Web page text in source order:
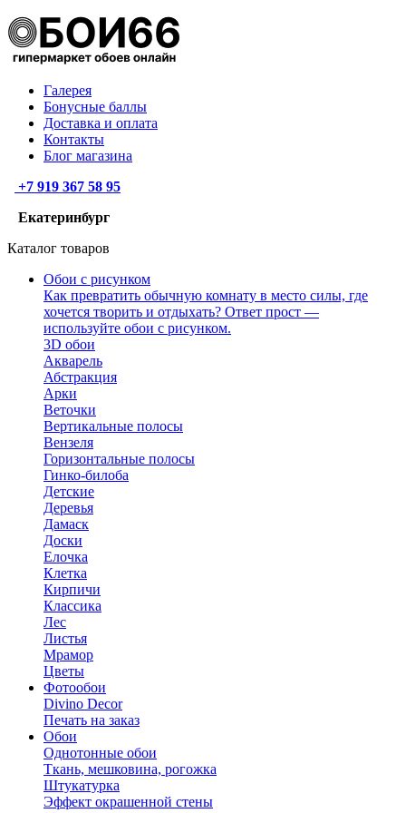
Галерея
Бонусные баллы
Доставка и оплата
Контакты
Блог магазина
+7 919 367 58 95
Екатеринбург
Каталог товаров
Обои с рисунком
Как превратить обычную комнату в место силы, где
хочется творить и отдыхать? Ответ прост —
используйте обои с рисунком.
3D обои
Акварель
Абстракция
Арки
Веточки
Вертикальные полосы
Вензеля
Горизонтальные полосы
Гинко-билоба
Детские
Деревья
Дамаск
Доски
Елочка
Клетка
Кирпичи
Классика
Лес
Листья
Мрамор
Цветы
Фотообои
Divino Decor
Печать на заказ
Обои
Однотонные обои
Ткань, мешковина, рогожка
Штукатурка
Эффект окрашенной стены